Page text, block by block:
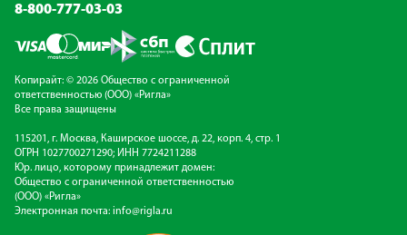
8-800-777-03-03
Копирайт: © 2026 Общество с ограниченной
ответственностью (ООО) «Ригла»
Все права защищены
115201, г. Москва, Каширское шоссе, д. 22, корп. 4, стр. 1
ОГРН 1027700271290; ИНН 7724211288
Юр. лицо, которому принадлежит домен:
Общество с ограниченной ответственностью
(ООО) «Ригла»
Электронная почта: info@rigla.ru